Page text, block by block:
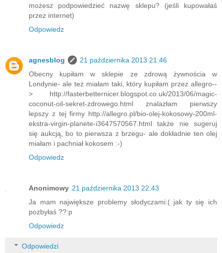
możesz podpowiedzieć nazwę sklepu? (jeśli kupowałaś
przez internet)
Odpowiedz
agnesblog
21 października 2013 21:46
Obecny kupiłam w sklepie ze zdrową żywnościa w
Londynie- ale też miałam taki, który kupiłam przez allegro--
> http://fasterbetternicer.blogspot.co.uk/2013/06/magic-
coconut-oil-sekret-zdrowego.html znalazłam pierwszy
lepszy z tej firmy http://allegro.pl/bio-olej-kokosowy-200ml-
ekstra-virgin-planete-i3647570567.html także nie sugeruj
się aukcją, bo to pierwsza z brzegu- ale dokładnie ten olej
miałam i pachniał kokosem :-)
Odpowiedz
Anonimowy 21 października 2013 22:43
Ja mam największe problemy słodyczami:( jak ty się ich
pozbyłaś ??:p
Odpowiedz
Odpowiedzi